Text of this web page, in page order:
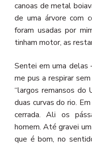
canoas de metal
de uma árvore com
foram usadas por
tinham motor, as r
Sentei em uma delas
me pus a respirar
“largos remansos do
duas curvas do rio.
cerrada. Ali os
homem. Até gravei
que é bom, no